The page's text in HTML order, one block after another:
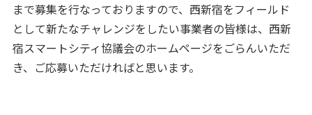
まで募集を行なっておりますので、西新宿をフィールド
として新たなチャレンジをしたい事業者の皆様は、西新
宿スマートシティ協議会のホームページをごらんいただ
き、ご応募いただければと思います。